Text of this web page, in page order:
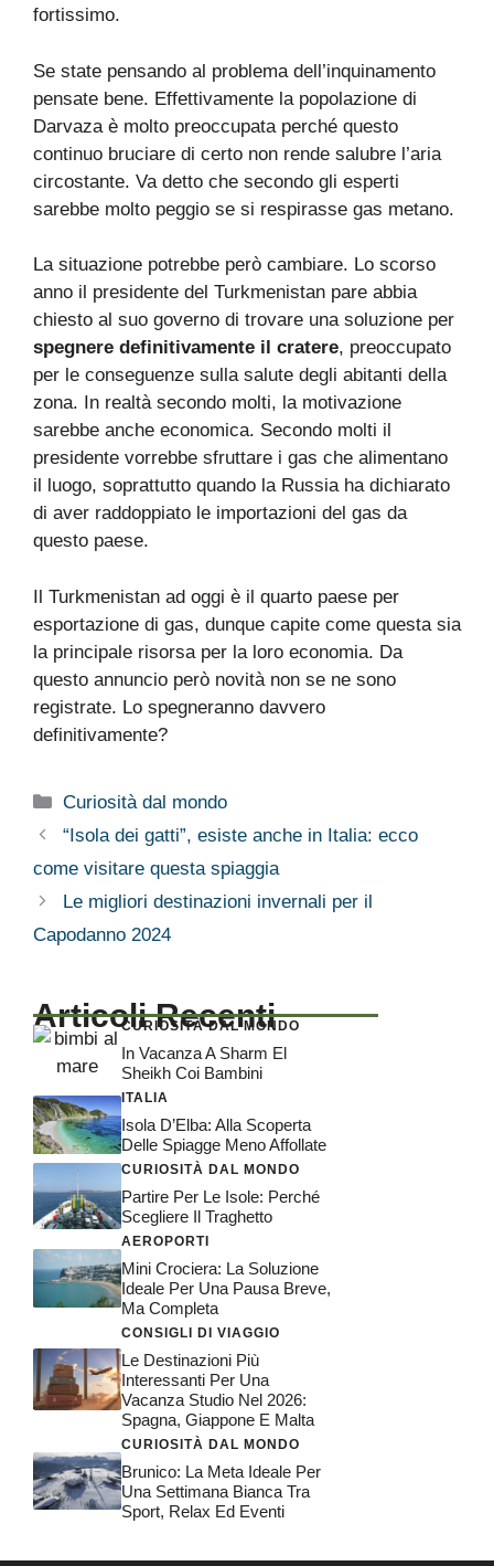
fortissimo.
Se state pensando al problema dell’inquinamento
pensate bene. Effettivamente la popolazione di
Darvaza è molto preoccupata perché questo
continuo bruciare di certo non rende salubre l’aria
circostante. Va detto che secondo gli esperti
sarebbe molto peggio se si respirasse gas metano.
La situazione potrebbe però cambiare. Lo scorso
anno il presidente del Turkmenistan pare abbia
chiesto al suo governo di trovare una soluzione per
spegnere definitivamente il cratere, preoccupato
per le conseguenze sulla salute degli abitanti della
zona. In realtà secondo molti, la motivazione
sarebbe anche economica. Secondo molti il
presidente vorrebbe sfruttare i gas che alimentano
il luogo, soprattutto quando la Russia ha dichiarato
di aver raddoppiato le importazioni del gas da
questo paese.
Il Turkmenistan ad oggi è il quarto paese per
esportazione di gas, dunque capite come questa sia
la principale risorsa per la loro economia. Da
questo annuncio però novità non se ne sono
registrate. Lo spegneranno davvero
definitivamente?
Categorie
Curiosità dal mondo
“Isola dei gatti”, esiste anche in Italia: ecco
come visitare questa spiaggia
Le migliori destinazioni invernali per il
Capodanno 2024
Articoli Recenti
CURIOSITÀ DAL MONDO
In Vacanza A Sharm El
Sheikh Coi Bambini
ITALIA
Isola D’Elba: Alla Scoperta
Delle Spiagge Meno Affollate
CURIOSITÀ DAL MONDO
Partire Per Le Isole: Perché
Scegliere Il Traghetto
AEROPORTI
Mini Crociera: La Soluzione
Ideale Per Una Pausa Breve,
Ma Completa
CONSIGLI DI VIAGGIO
Le Destinazioni Più
Interessanti Per Una
Vacanza Studio Nel 2026:
Spagna, Giappone E Malta
CURIOSITÀ DAL MONDO
Brunico: La Meta Ideale Per
Una Settimana Bianca Tra
Sport, Relax Ed Eventi